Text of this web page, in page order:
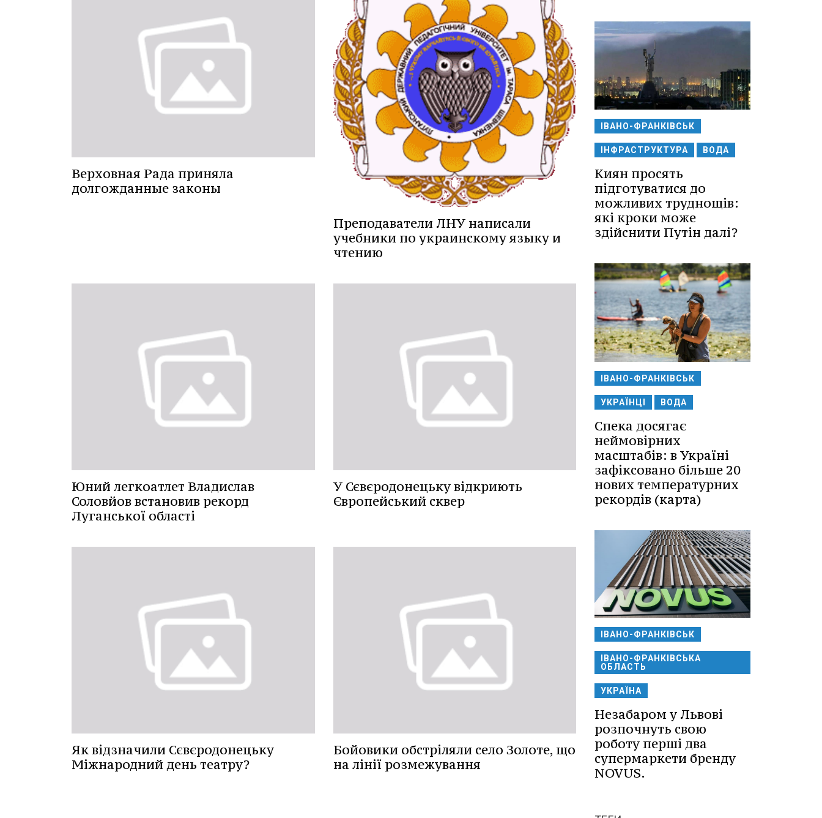
Верховная Рада приняла
долгожданные законы
Преподаватели ЛНУ написали
учебники по украинскому языку и
чтению
Юний легкоатлет Владислав
Соловйов встановив рекорд
Луганської області
У Сєвєродонецьку відкриють
Європейський сквер
Як відзначили Сєвєродонецьку
Міжнародний день театру?
Бойовики обстріляли село Золоте, що
на лінії розмежування
ІВАНО-ФРАНКІВСЬК
ІНФРАСТРУКТУРА ВОДА
Киян просять
підготуватися до
можливих труднощів:
які кроки може
здійснити Путін далі?
ІВАНО-ФРАНКІВСЬК
УКРАЇНЦІ ВОДА
Спека досягає
неймовірних
масштабів: в Україні
зафіксовано більше 20
нових температурних
рекордів (карта)
ІВАНО-ФРАНКІВСЬК
ІВАНО-ФРАНКІВСЬКА
ОБЛАСТЬ
УКРАЇНА
Незабаром у Львові
розпочнуть свою
роботу перші два
супермаркети бренду
NOVUS.